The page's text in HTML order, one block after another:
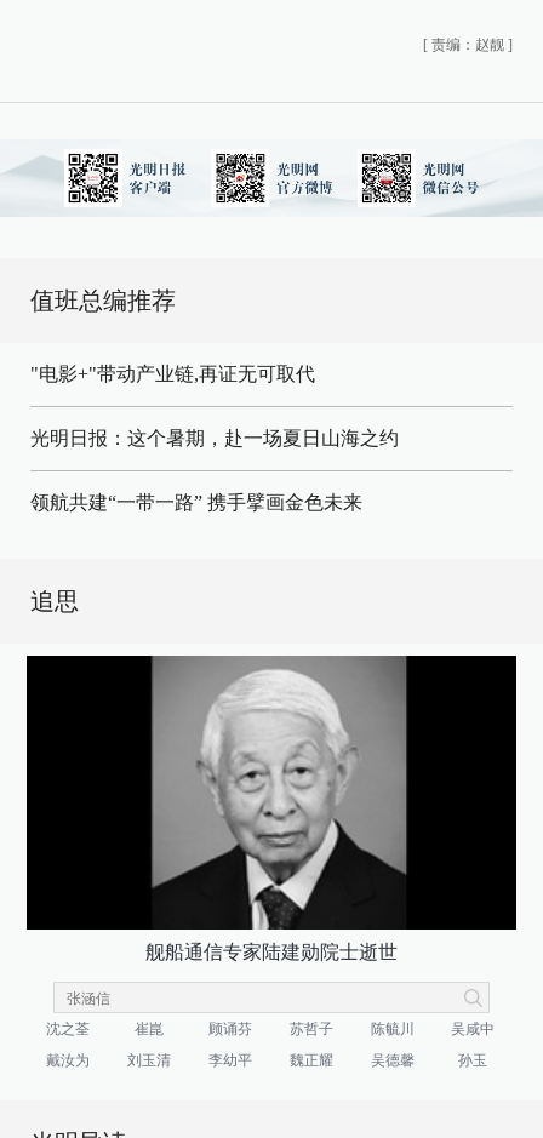
[ 责编：赵靓 ]
值班总编推荐
"电影+"带动产业链,再证无可取代
光明日报：这个暑期，赴一场夏日山海之约
领航共建“一带一路” 携手擘画金色未来
追思
舰船通信专家陆建勋院士逝世
沈之荃 崔崑 顾诵芬 苏哲子 陈毓川
吴咸中
戴汝为
刘玉清 李幼平 魏正耀 吴德馨 孙玉